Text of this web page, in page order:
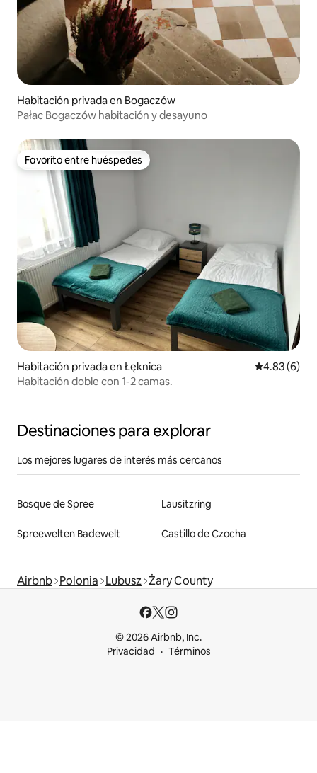
Habitación privada en Bogaczów
Pałac Bogaczów habitación y desayuno
Favorito entre huéspedes
Favorito entre huéspedes
Habitación privada en Łęknica Calificación
4.83 (6)
Habitación doble con 1-2 camas.
Destinaciones para explorar
Los mejores lugares de interés más cercanos
Bosque de Spree Lausitzring
Spreewelten Badewelt Castillo de Czocha
Airbnb Polonia Lubusz Żary County
© 2026 Airbnb, Inc.
Privacidad
Términos